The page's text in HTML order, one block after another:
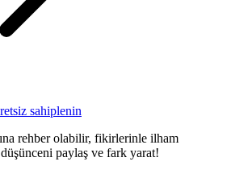
sahiplenin
rehber olabilir, fikirlerinle ilham
paylaş ve fark yarat!